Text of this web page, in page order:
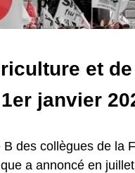
et
janvier
des collègues de la
a annoncé en